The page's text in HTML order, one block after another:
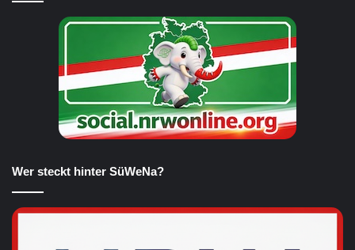
Wer steckt hinter SüWeNa?